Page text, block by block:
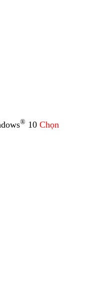
® 10 Chọn